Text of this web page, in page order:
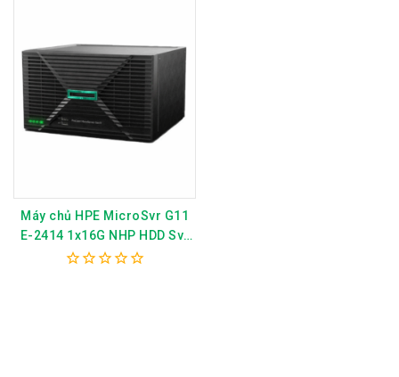
Máy chủ HPE MicroSvr G11
E-2414 1x16G NHP HDD Svr
P79744-375